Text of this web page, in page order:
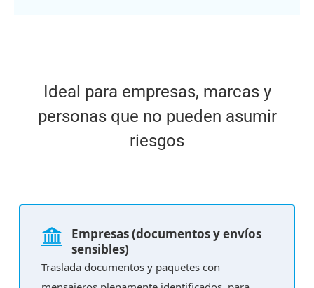
Ideal para empresas, marcas y
personas que no pueden asumir
riesgos
Empresas (documentos y envíos
sensibles)
Traslada documentos y paquetes con